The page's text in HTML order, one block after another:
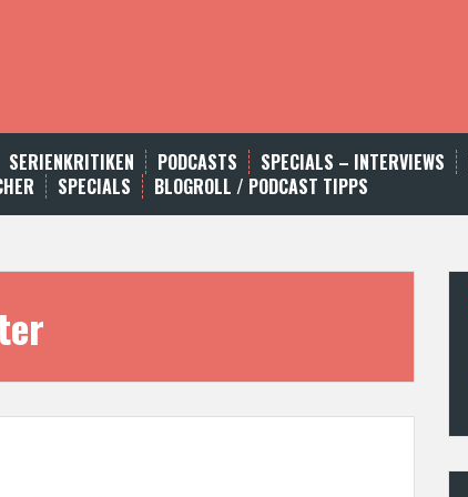
SERIENKRITIKEN PODCASTS SPECIALS – INTERVIEWS
SPECIALS BLOGROLL / PODCAST TIPPS